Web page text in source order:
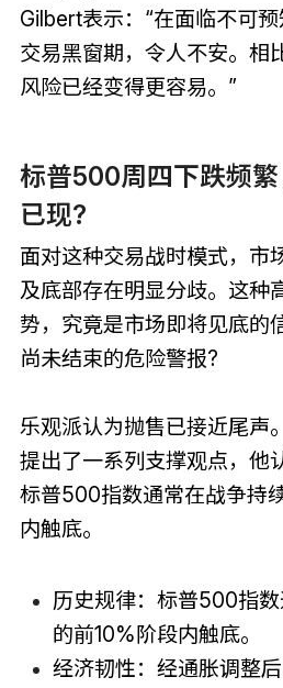
Gilbert表示：“在面临不可
交易黑窗期，令人不安。相
风险已经变得更容易。”
标普500周四下跌频
已现?
面对这种交易战时模式，市
及底部存在明显分歧。这种
势，究竟是市场即将见底的
尚未结束的危险警报?
乐观派认为抛售已接近尾声
提出了一系列支撑观点，他
标普500指数通常在战争持
内触底。
历史规律：标普500指
的前10%阶段内触底。
经济韧性：经通胀调整